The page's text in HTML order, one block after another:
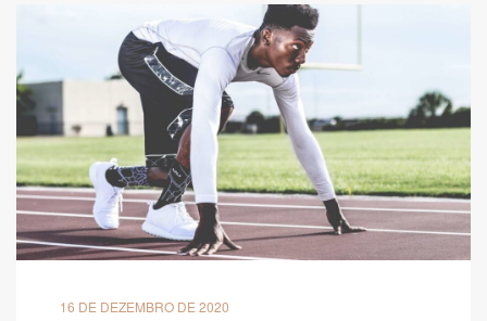
16 DE DEZEMBRO DE 2020